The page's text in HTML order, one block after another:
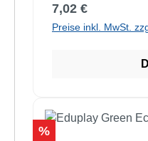
Regulärer Preis:
7,02 €
Preise inkl. MwSt.
Rabatt
%